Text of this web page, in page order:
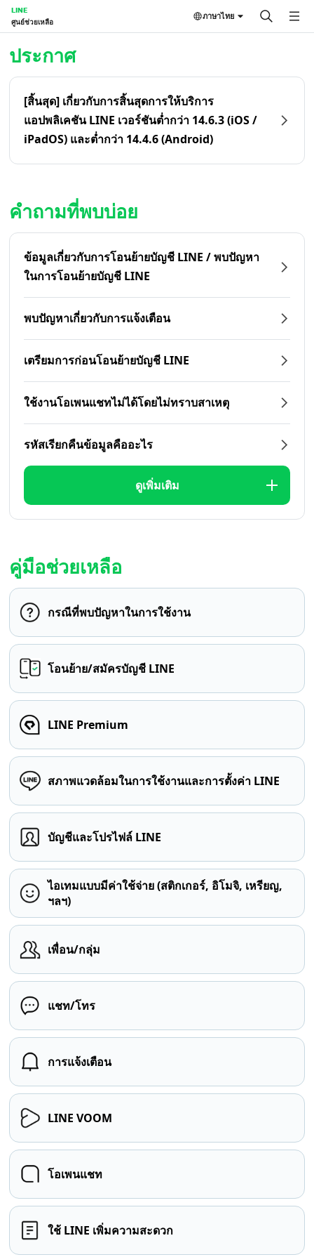
LINE
ศูนย์ช่วยเหลือ
ภาษาไทย
ประกาศ
[สิ้นสุด] เกี่ยวกับการสิ้นสุดการให้บริการ
แอปพลิเคชัน LINE เวอร์ชันต่ำกว่า 14.6.3 (iOS /
iPadOS) และต่ำกว่า 14.4.6 (Android)
คำถามที่พบบ่อย
ข้อมูลเกี่ยวกับการโอนย้ายบัญชี LINE / พบปัญหา
ในการโอนย้ายบัญชี LINE
พบปัญหาเกี่ยวกับการแจ้งเตือน
เตรียมการก่อนโอนย้ายบัญชี LINE
ใช้งานโอเพนแชทไม่ได้โดยไม่ทราบสาเหตุ
รหัสเรียกคืนข้อมูลคืออะไร
ดูเพิ่มเติม
คู่มือช่วยเหลือ
กรณีที่พบปัญหาในการใช้งาน
โอนย้าย/สมัครบัญชี LINE
LINE Premium
สภาพแวดล้อมในการใช้งานและการตั้งค่า LINE
บัญชีและโปรไฟล์ LINE
ไอเทมแบบมีค่าใช้จ่าย (สติกเกอร์, อิโมจิ, เหรียญ,
ฯลฯ)
เพื่อน/กลุ่ม
แชท/โทร
การแจ้งเตือน
LINE VOOM
โอเพนแชท
ใช้ LINE เพิ่มความสะดวก